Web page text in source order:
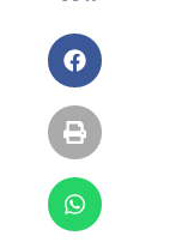
פייסבוק
הדפסה
ווטסאפ